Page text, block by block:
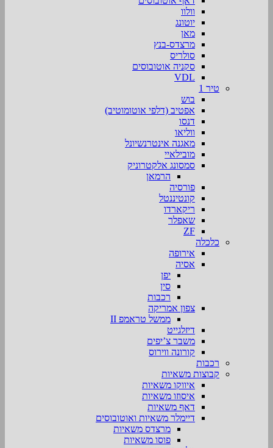
וולוו
יוטונג
מאן
מרצדס-בנץ
סולריס
סקניה אוטובוסים
VDL
טיר 1
בוש
אפטיב (דלפי אוטומוטיב)
דנסו
ווליאו
מאגנה אינטרנשיונל
מובילאיי
סמסונג אלקטרוניק
הרמאן
פורסיה
קונטיננטל
ריקארדו
שאפלר
ZF
כלכלה
אירופה
אסיה
יפן
סין
רכבות
צפון אמריקה
ממשל טראמפ II
דיזלגייט
משבר צ’יפים
קורונה ווירוס
רכבות
קבוצות משאיות
איווקו משאיות
איסוזו משאיות
דאף משאיות
דיימלר משאיות ואוטובוסים
מרצדס משאיות
פוסו משאיות